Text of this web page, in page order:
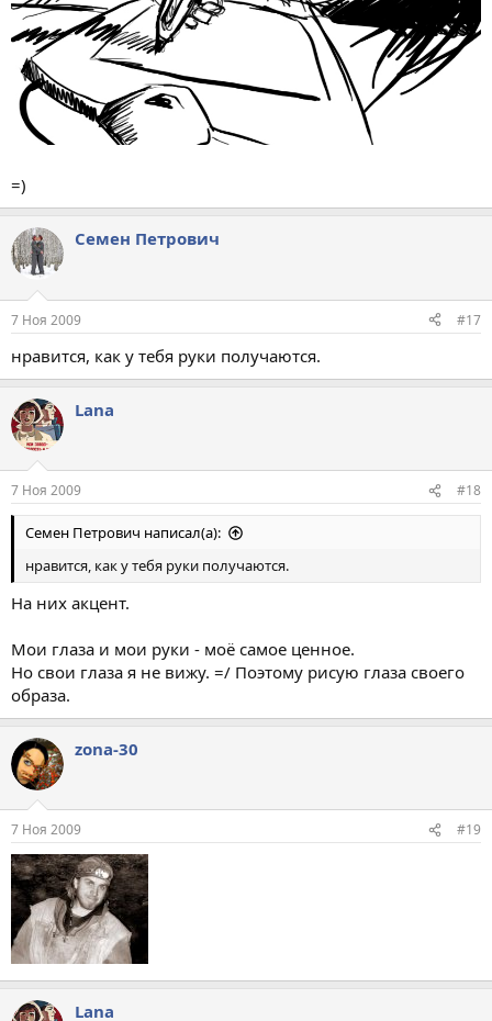
=)
Семен Петрович
7 Ноя 2009 #17
нравится, как у тебя руки получаются.
Lana
7 Ноя 2009 #18
Семен Петрович написал(а):
нравится, как у тебя руки получаются.
На них акцент.
Мои глаза и мои руки - моё самое ценное.
Но свои глаза я не вижу. =/ Поэтому рисую глаза своего
образа.
zona-30
7 Ноя 2009 #19
Lana